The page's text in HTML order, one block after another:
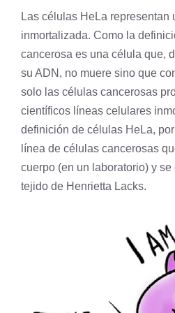
Las células HeLa representan
inmortalizada. Como la
cancerosa es una célula que,
su ADN , no muere sino que
solo las células cancerosas
científicos líneas celulares
definición de células HeLa,
línea de células cancerosas
cuerpo (en un laboratorio) y
tejido de Henrietta Lacks.